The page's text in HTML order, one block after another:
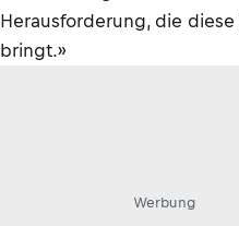
Herausforderung, die
bringt.»
Werbung